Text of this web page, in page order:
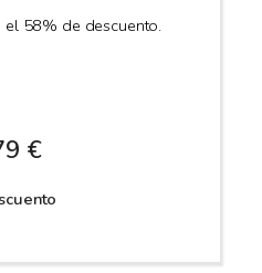
el 58% de descuento.
€